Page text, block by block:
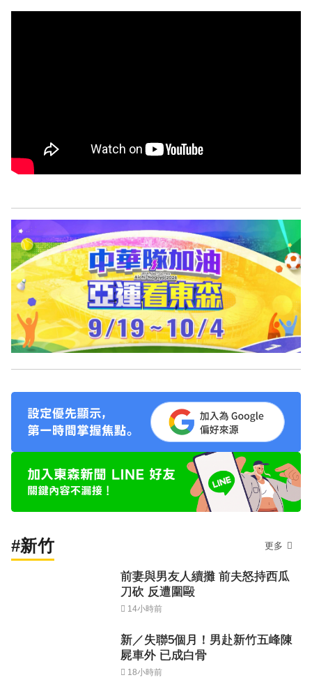
#新竹 更多
前妻與男友人續攤 前夫怒持西瓜
刀砍 反遭圍毆
14小時前
新／失聯5個月！男赴新竹五峰陳
屍車外 已成白骨
18小時前